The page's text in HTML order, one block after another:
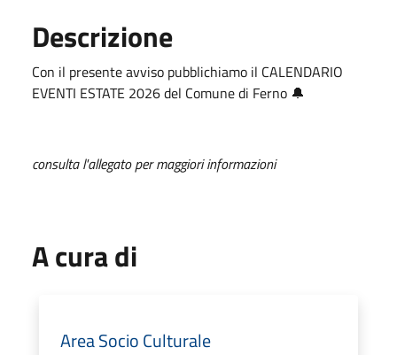
Descrizione
Con il presente avviso pubblichiamo il CALENDARIO
EVENTI ESTATE 2026 del Comune di Ferno 🔔
consulta l'allegato per maggiori informazioni
A cura di
Area Socio Culturale